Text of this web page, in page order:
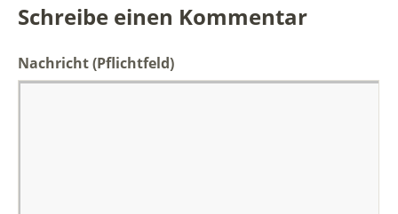
Schreibe einen Kommentar
Nachricht(Pflichtfeld)